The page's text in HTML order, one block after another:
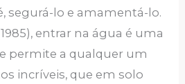
segurá-lo e amamentá-lo.
entrar na água é uma
permite a qualquer um
incríveis, que em solo